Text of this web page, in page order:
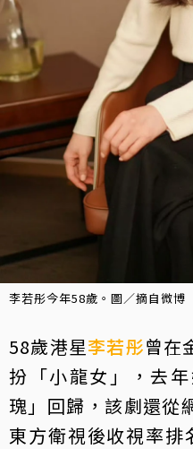
李若彤今年58歲。圖／摘自微博
58歲港星李若彤曾在
扮「小龍女」，去
瑰」回歸，該劇還從
東方衛視後收視率